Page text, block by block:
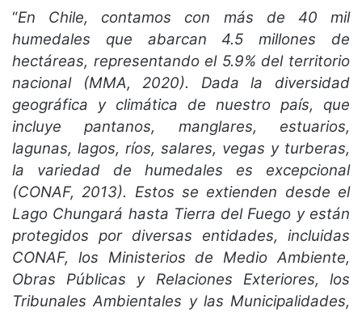
“En Chile, contamos con más de 40 mil
humedales que abarcan 4.5 millones de
hectáreas, representando el 5.9% del territorio
nacional (MMA, 2020). Dada la diversidad
geográfica y climática de nuestro país, que
incluye pantanos, manglares, estuarios,
lagunas, lagos, ríos, salares, vegas y turberas,
la variedad de humedales es excepcional
(CONAF, 2013). Estos se extienden desde el
Lago Chungará hasta Tierra del Fuego y están
protegidos por diversas entidades, incluidas
CONAF, los Ministerios de Medio Ambiente,
Obras Públicas y Relaciones Exteriores, los
Tribunales Ambientales y las Municipalidades,